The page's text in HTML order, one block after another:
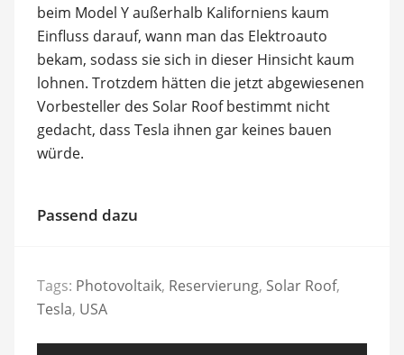
beim Model Y außerhalb Kaliforniens kaum
Einfluss darauf, wann man das Elektroauto
bekam, sodass sie sich in dieser Hinsicht kaum
lohnen. Trotzdem hätten die jetzt abgewiesenen
Vorbesteller des Solar Roof bestimmt nicht
gedacht, dass Tesla ihnen gar keines bauen
würde.
Passend dazu
Tags: Photovoltaik, Reservierung, Solar Roof,
Tesla, USA